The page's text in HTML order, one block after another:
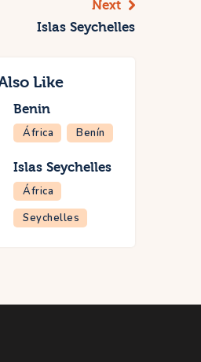
Next
Islas Seychelles
Like
Benin
África Benín
Islas Seychelles
África
Seychelles